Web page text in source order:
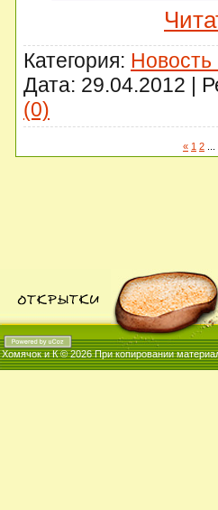
Категория:
Дата: 29.04.2012 |
(0)
« 1 2
Хомячок и К © 2026При копировании